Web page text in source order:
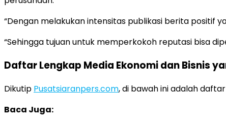
“Dengan melakukan intensitas publikasi berita positif
“Sehingga tujuan untuk memperkokoh reputasi bisa
Daftar Lengkap Media Ekonomi dan Bisnis
Dikutip Pusatsiaranpers.com, di bawah ini adalah
Baca Juga: